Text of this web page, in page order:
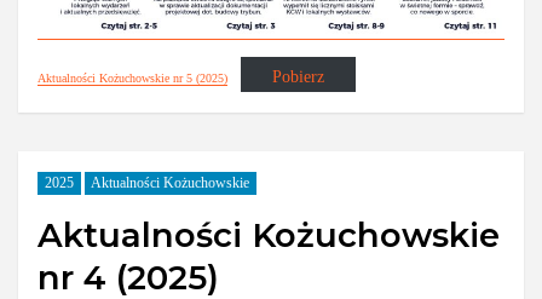
Aktualności Kożuchowskie nr 5 (2025) Pobierz
2025 Aktualności Kożuchowskie
Aktualności Kożuchowskie
nr 4 (2025)